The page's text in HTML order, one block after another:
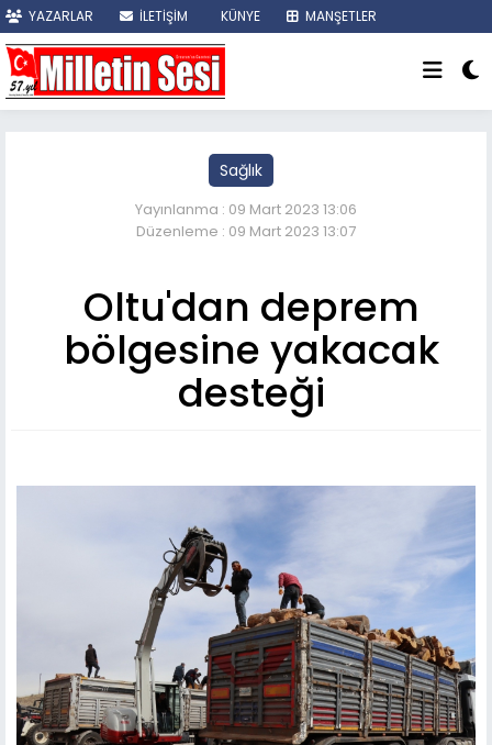
YAZARLAR İLETİŞİM KÜNYE
MANŞETLER
SON DAKİKA
Sağlık
Yayınlanma : 09 Mart 2023 13:06
Düzenleme : 09 Mart 2023 13:07
Oltu'dan deprem
bölgesine yakacak
desteği